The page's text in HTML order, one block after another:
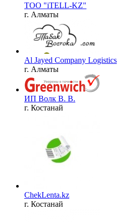
ТОО "iTELL-KZ"
г. Алматы
Al Jayed Company Logistics
г. Алматы
ИП Волк В. В.
г. Костанай
ChekLenta.kz
г. Костанай